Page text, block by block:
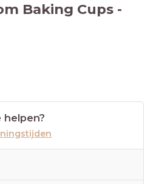
Baking Cups -
helpen?